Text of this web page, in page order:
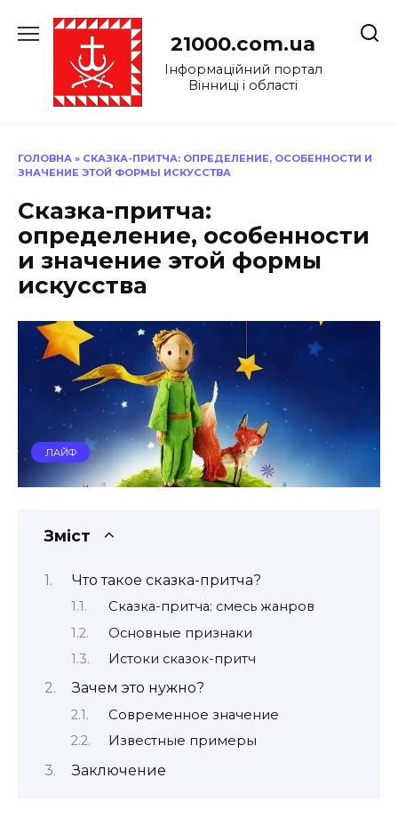
до
21000.com.ua
Інформаційний портал
Вінниці і області
ГОЛОВНА » СКАЗКА-ПРИТЧА: ОПРЕДЕЛЕНИЕ, ОСОБЕННОСТИ И
ЗНАЧЕНИЕ ЭТОЙ ФОРМЫ ИСКУССТВА
Сказка-притча:
определение, особенности
и значение этой формы
искусства
ЛАЙФ
Зміст
Что такое сказка-притча?
Сказка-притча: смесь жанров
Основные признаки
Истоки сказок-притч
Зачем это нужно?
Современное значение
Известные примеры
Заключение